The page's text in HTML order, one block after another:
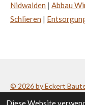
Diese Website
Nidwalden | Abbau
Schlieren |
© 2026 by Eckert